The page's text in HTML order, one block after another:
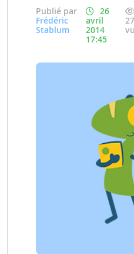
Publié par
Frédéric
Stablum
26
avril
2014
17:45